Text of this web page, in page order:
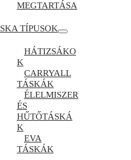
MEGTARTÁSA
TÍPUSOK
HÁTIZSÁKO
K
CARRYALL
TÁSKÁK
ÉLELMISZER
ÉS
HŰTŐTÁSKÁ
K
EVA
TÁSKÁK